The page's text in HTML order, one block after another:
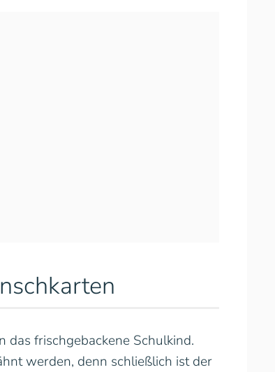
das frischgebackene Schulkind.
werden, denn schließlich ist der